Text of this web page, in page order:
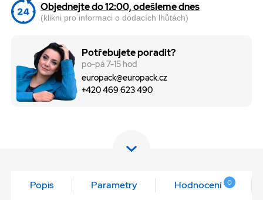
Objednejte do 12:00, odešleme dnes
(klikni pro informaci o dodacích lhůtách)
Potřebujete poradit?
po-pá 7-15 hod
europack@europack.cz
+420 469 623 490
Popis Parametry Hodnocení 0